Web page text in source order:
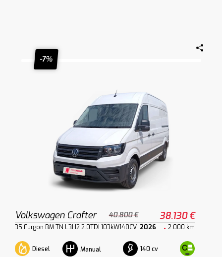
-7%
Volkswagen Crafter 40.800 € 38.130 €
35 Furgon BM TN L3H2 2.0TDI 103kW140CV 2026 2.000 km
Diesel Manual 140 cv